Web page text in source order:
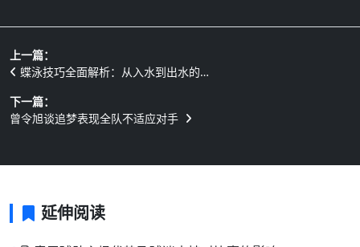
上一篇：
蝶泳技巧全面解析：从入水到出水的…
下一篇：
曾令旭谈追梦表现全队不适应对手
延伸阅读